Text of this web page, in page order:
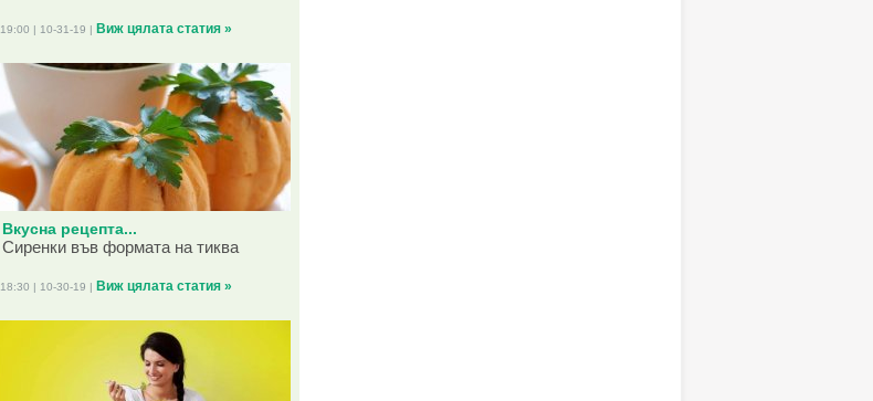
19:00 | 10-31-19 | Виж цялата статия »
Вкусна рецепта...
Сиренки във формата на тиква
18:30 | 10-30-19 | Виж цялата статия »